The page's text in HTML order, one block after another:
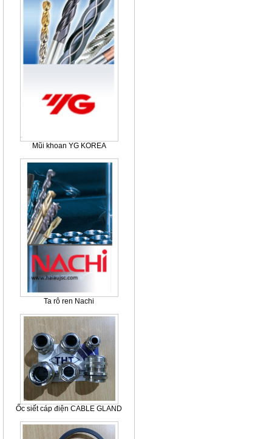
Mũi khoan YG KOREA
Ta rô ren Nachi
Ốc siết cáp điện CABLE GLAND